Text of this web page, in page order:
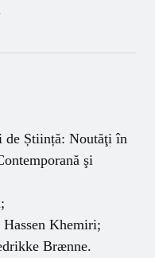
de Știință: Noutăţi în
şi
Hassen Khemiri;
Brænne.